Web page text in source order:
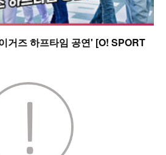
거즈 하프타임 공연' [O! SPORT